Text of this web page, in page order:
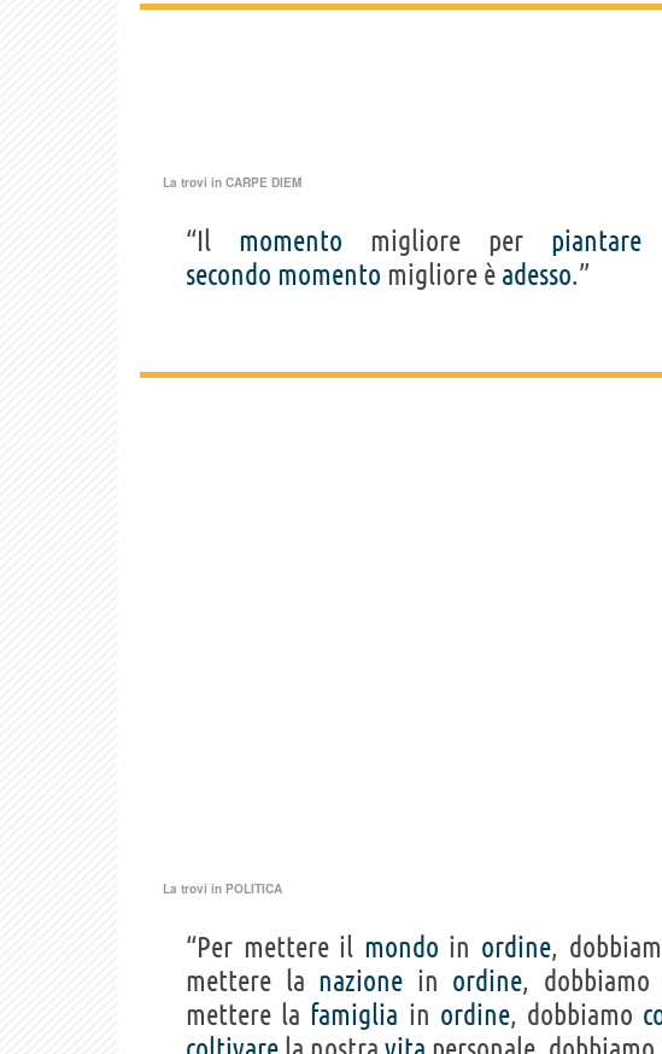
La trovi in CARPE DIEM
“Il momento migliore per piantare
secondo momento migliore è adesso.”
La trovi in POLITICA
“Per mettere il mondo in ordine,
mettere la nazione in ordine,
mettere la famiglia in ordine, dobbiamo